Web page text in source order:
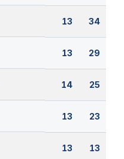
13 34
13 29
14 25
13 23
13 13